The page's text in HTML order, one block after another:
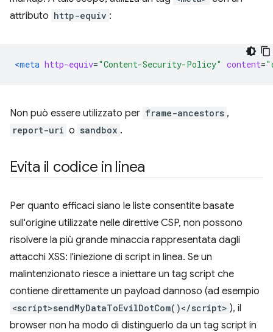
attributo http-equiv :
<meta http-equiv="Content-Security-Policy" content=
Non può essere utilizzato per frame-ancestors ,
report-uri o sandbox .
Evita il codice in linea
Per quanto efficaci siano le liste consentite basate
sull'origine utilizzate nelle direttive CSP, non possono
risolvere la più grande minaccia rappresentata dagli
attacchi XSS: l'iniezione di script in linea. Se un
malintenzionato riesce a iniettare un tag script che
contiene direttamente un payload dannoso (ad esempio
<script>sendMyDataToEvilDotCom()</script> ), il
browser non ha modo di distinguerlo da un tag script in